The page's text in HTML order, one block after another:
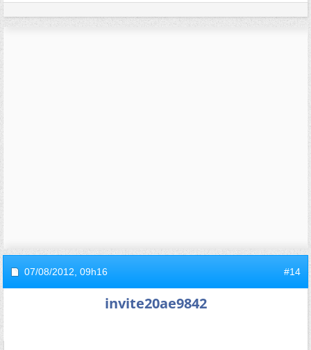
07/08/2012, 09h16 #14
invite20ae9842